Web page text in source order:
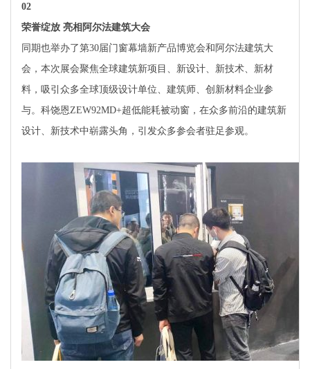
02
荣誉绽放 亮相阿尔法建筑大会
同期也举办了第30届门窗幕墙新产品博览会和阿尔法建筑大
会，本次展会聚焦全球建筑新项目、新设计、新技术、新材
料，吸引众多全球顶级设计单位、建筑师、创新材料企业参
与。科饶恩ZEW92MD+超低能耗被动窗，在众多前沿的建筑新
设计、新技术中崭露头角，引发众多参会者驻足参观。